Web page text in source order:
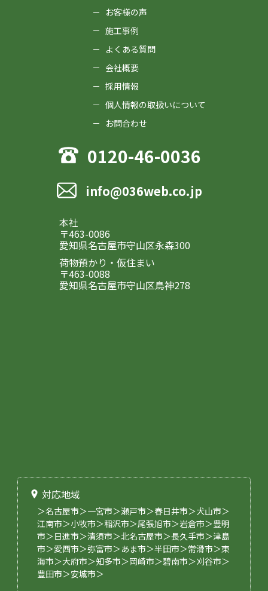
お客様の声
施工事例
よくある質問
会社概要
採用情報
個人情報の取扱いについて
お問合わせ
0120-46-0036
info@036web.co.jp
本社
〒463-0086
愛知県名古屋市守山区永森300
荷物預かり・仮住まい
〒463-0088
愛知県名古屋市守山区鳥神278
対応地域
＞名古屋市＞一宮市＞瀬戸市＞春日井市＞犬山市＞
江南市＞小牧市＞稲沢市＞尾張旭市＞岩倉市＞豊明
市＞日進市＞清須市＞北名古屋市＞長久手市＞津島
市＞愛西市＞弥富市＞あま市＞半田市＞常滑市＞東
海市＞大府市＞知多市＞岡崎市＞碧南市＞刈谷市＞
豊田市＞安城市＞